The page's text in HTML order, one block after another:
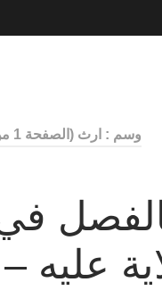
وسم : ارث(الصفحة 1 من 2)